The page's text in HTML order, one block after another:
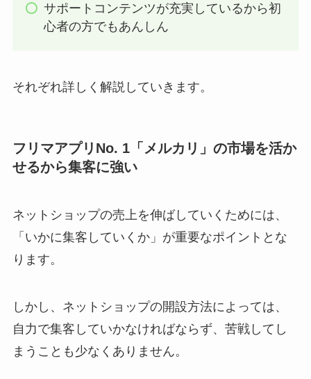
サポートコンテンツが充実しているから初
心者の方でもあんしん
それぞれ詳しく解説していきます。
フリマアプリNo. 1「メルカリ」の市場を活か
せるから集客に強い
ネットショップの売上を伸ばしていくためには、
「いかに集客していくか」が重要なポイントとな
ります。
しかし、ネットショップの開設方法によっては、
自力で集客していかなければならず、苦戦してし
まうことも少なくありません。